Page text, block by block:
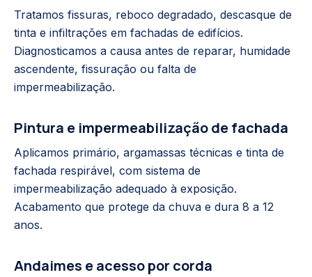
Tratamos fissuras, reboco degradado, descasque de
tinta e infiltrações em fachadas de edifícios.
Diagnosticamos a causa antes de reparar, humidade
ascendente, fissuração ou falta de
impermeabilização.
Pintura e impermeabilização de fachada
Aplicamos primário, argamassas técnicas e tinta de
fachada respirável, com sistema de
impermeabilização adequado à exposição.
Acabamento que protege da chuva e dura 8 a 12
anos.
Andaimes e acesso por corda